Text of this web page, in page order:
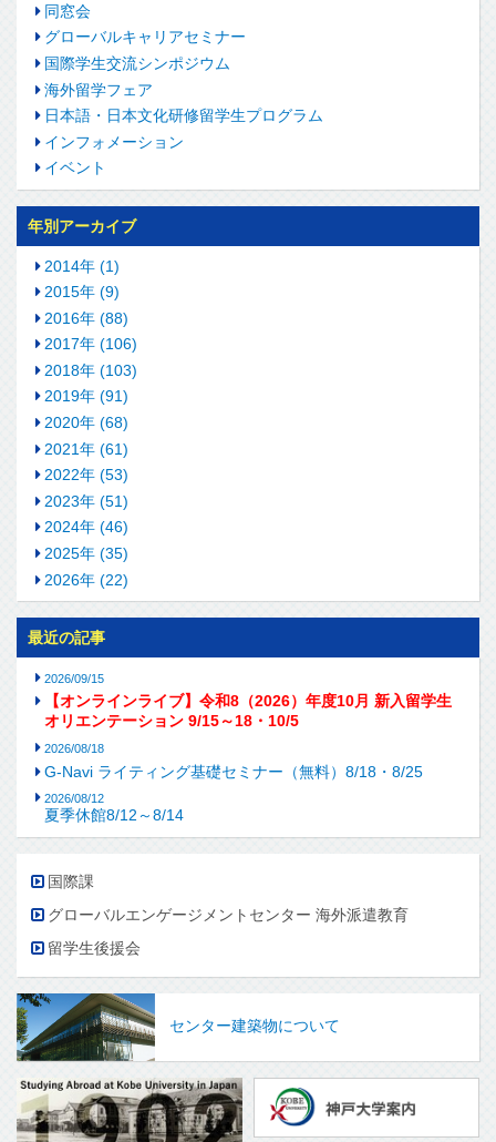
同窓会
グローバルキャリアセミナー
国際学生交流シンポジウム
海外留学フェア
日本語・日本文化研修留学生プログラム
インフォメーション
イベント
年別アーカイブ
2014年 (1)
2015年 (9)
2016年 (88)
2017年 (106)
2018年 (103)
2019年 (91)
2020年 (68)
2021年 (61)
2022年 (53)
2023年 (51)
2024年 (46)
2025年 (35)
2026年 (22)
最近の記事
2026/09/15
【オンラインライブ】令和8（2026）年度10月 新入留学生
オリエンテーション 9/15～18・10/5
2026/08/18
G-Navi ライティング基礎セミナー（無料）8/18・8/25
2026/08/12
夏季休館8/12～8/14
国際課
グローバルエンゲージメントセンター 海外派遣教育
留学生後援会
センター建築物について